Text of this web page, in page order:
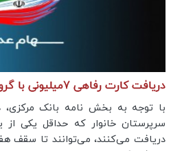
دریافت کارت رفاهی 7میلیونی با گرو گذاشتن سهام عدالت
با توجه به بخش نامه بانک
سرپرستان خانوار که حداقل یکی از
دریافت می‌کنند، می‌توانند تا سقف